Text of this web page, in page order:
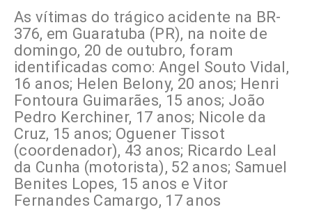
As vítimas do trágico acidente na BR-
376, em Guaratuba (PR), na noite de
domingo, 20 de outubro, foram
identificadas como: Angel Souto Vidal,
16 anos; Helen Belony, 20 anos; Henri
Fontoura Guimarães, 15 anos; João
Pedro Kerchiner, 17 anos; Nicole da
Cruz, 15 anos; Oguener Tissot
(coordenador), 43 anos; Ricardo Leal
da Cunha (motorista), 52 anos; Samuel
Benites Lopes, 15 anos e Vitor
Fernandes Camargo, 17 anos